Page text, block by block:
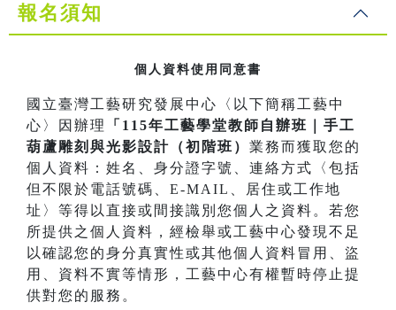
報名須知
個人資料使用同意書
國立臺灣工藝研究發展中心〈以下簡稱工藝中
心〉因辦理
「115年工藝學堂教師自辦班｜手工
葫蘆雕刻與光影設計（初階班） 業務而獲取您的
個人資料：姓名、身分證字號、連絡方式〈包括
但不限於電話號碼、E-MAIL、居住或工作地
址〉等得以直接或間接識別您個人之資料。若您
所提供之個人資料，經檢舉或工藝中心發現不足
以確認您的身分真實性或其他個人資料冒用、盜
用、資料不實等情形，工藝中心有權暫時停止提
供對您的服務。